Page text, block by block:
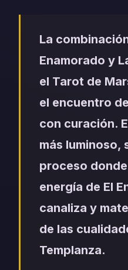
La
Enamorado y
el Tarot de
el encuentro
con curación.
más luminoso,
proceso
energía de El
canaliza y
de las
Templanza.